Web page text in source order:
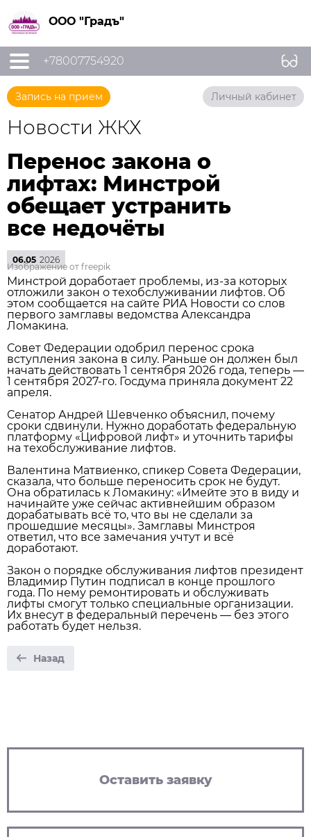
ООО "Градъ"
+78007754920
Запись на прием Личный кабинет
Новости ЖКХ
Перенос закона о
лифтах: Минстрой
обещает устранить
все недочёты
06.05 2026
Изображение от freepik
Минстрой доработает проблемы, из‑за которых
отложили закон о техобслуживании лифтов. Об
этом сообщается на сайте РИА Новости со слов
первого замглавы ведомства Александра
Ломакина.
Совет Федерации одобрил перенос срока
вступления закона в силу. Раньше он должен был
начать действовать 1 сентября 2026 года, теперь —
1 сентября 2027‑го. Госдума приняла документ 22
апреля.
Сенатор Андрей Шевченко объяснил, почему
сроки сдвинули. Нужно доработать федеральную
платформу «Цифровой лифт» и уточнить тарифы
на техобслуживание лифтов.
Валентина Матвиенко, спикер Совета Федерации,
сказала, что больше переносить срок не будут.
Она обратилась к Ломакину: «Имейте это в виду и
начинайте уже сейчас активнейшим образом
дорабатывать всё то, что вы не сделали за
прошедшие месяцы». Замглавы Минстроя
ответил, что все замечания учтут и всё
доработают.
Закон о порядке обслуживания лифтов президент
Владимир Путин подписал в конце прошлого
года. По нему ремонтировать и обслуживать
лифты смогут только специальные организации.
Их внесут в федеральный перечень — без этого
работать будет нельзя.
Назад
Оставить заявку